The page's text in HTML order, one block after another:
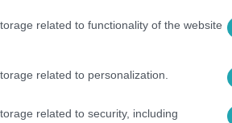
related to functionality of the website
related to personalization.
related to security, including